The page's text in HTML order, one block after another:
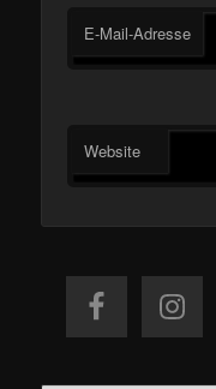
E-Mail-Adresse
Website